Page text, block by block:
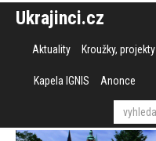
Ukrajinci.cz
Aktuality Kroužky, projekty
Kapela IGNIS Anonce